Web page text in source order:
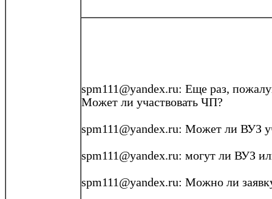
spm111@yandex.ru: Еще раз,
Может ли участвовать ЧП?
spm111@yandex.ru: Может ли ВУЗ
spm111@yandex.ru: могут ли ВУЗ
spm111@yandex.ru: Можно ли